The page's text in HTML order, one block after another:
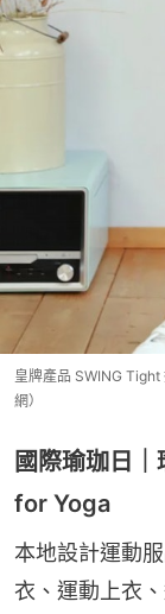
皇牌產品 SWING Tight
網）
國際瑜珈日
for Yoga
本地設計運動
衣、運動上衣